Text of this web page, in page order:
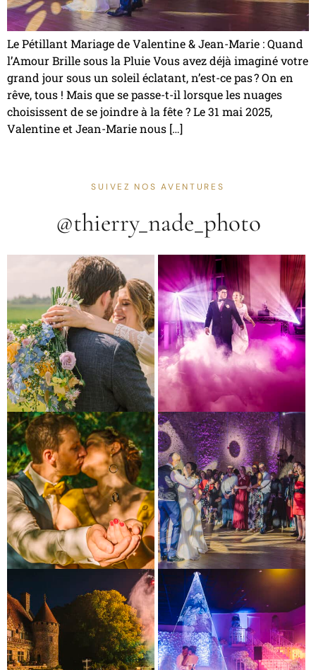
Le Pétillant Mariage de Valentine & Jean-Marie : Quand
l’Amour Brille sous la Pluie Vous avez déjà imaginé votre
grand jour sous un soleil éclatant, n’est-ce pas ? On en
rêve, tous ! Mais que se passe-t-il lorsque les nuages
choisissent de se joindre à la fête ? Le 31 mai 2025,
Valentine et Jean-Marie nous […]
SUIVEZ NOS AVENTURES
@thierry_nade_photo